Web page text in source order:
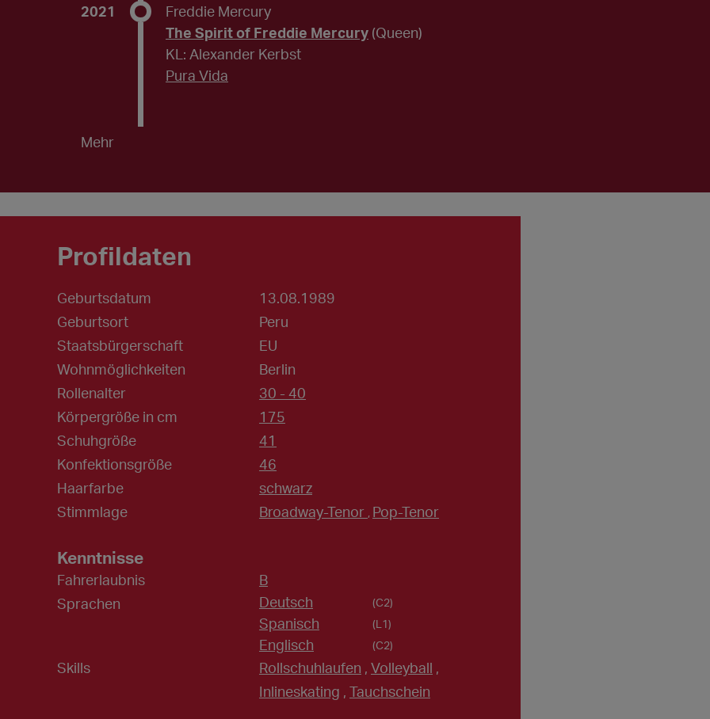
2021
Freddie Mercury
The Spirit of Freddie Mercury (Queen)
KL: Alexander Kerbst
Pura Vida
Mehr
Profildaten
Geburtsdatum
13.08.1989
Geburtsort
Peru
Staatsbürgerschaft
EU
Wohnmöglichkeiten
Berlin
Rollenalter
30 - 40
Körpergröße in cm
175
Schuhgröße
41
Konfektionsgröße
46
Haarfarbe
schwarz
Stimmlage
Broadway-Tenor , Pop-Tenor
Kenntnisse
Fahrerlaubnis
B
Sprachen
Deutsch (C2)
Spanisch (L1)
Englisch (C2)
Skills Rollschuhlaufen , Volleyball ,
Inlineskating , Tauchschein